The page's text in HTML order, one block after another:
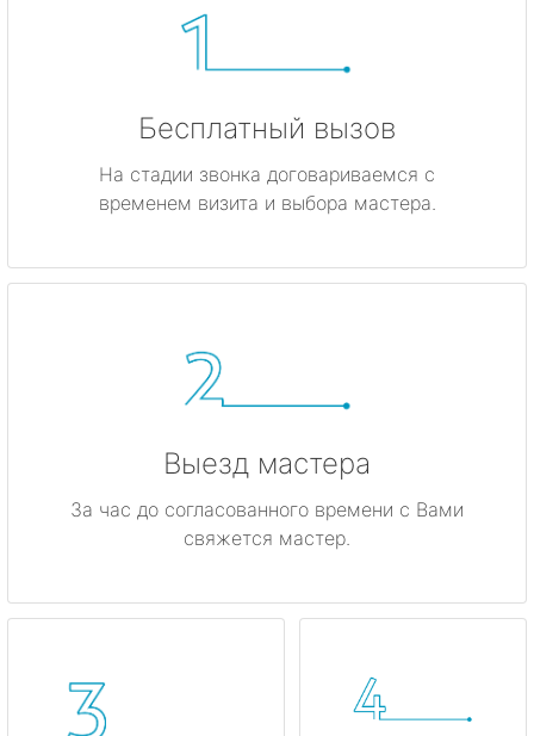
Бесплатный вызов
На стадии звонка договариваемся с
временем визита и выбора мастера.
Выезд мастера
За час до согласованного времени с Вами
свяжется мастер.